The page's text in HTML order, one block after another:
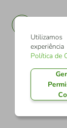
Política de